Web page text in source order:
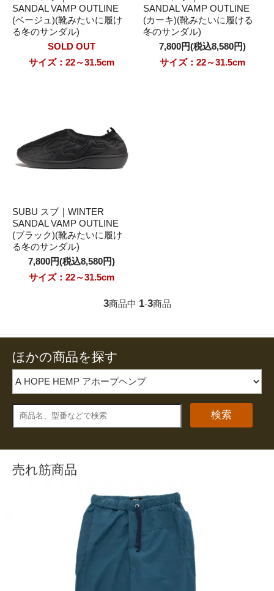
SANDAL VAMP OUTLINE
(ベージュ)(靴みたいに履け
る冬のサンダル)
SOLD OUT
サイズ：22～31.5cm
SANDAL VAMP OUTLINE
(カーキ)(靴みたいに履ける
冬のサンダル)
7,800円(税込8,580円)
サイズ：22～31.5cm
SUBU スブ｜WINTER
SANDAL VAMP OUTLINE
(ブラック)(靴みたいに履け
る冬のサンダル)
7,800円(税込8,580円)
サイズ：22～31.5cm
3商品中 1-3商品
ほかの商品を探す
検索
売れ筋商品